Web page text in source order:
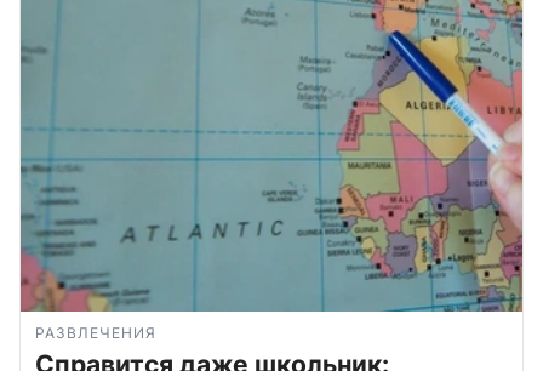
РАЗВЛЕЧЕНИЯ
Справится даже школьник: